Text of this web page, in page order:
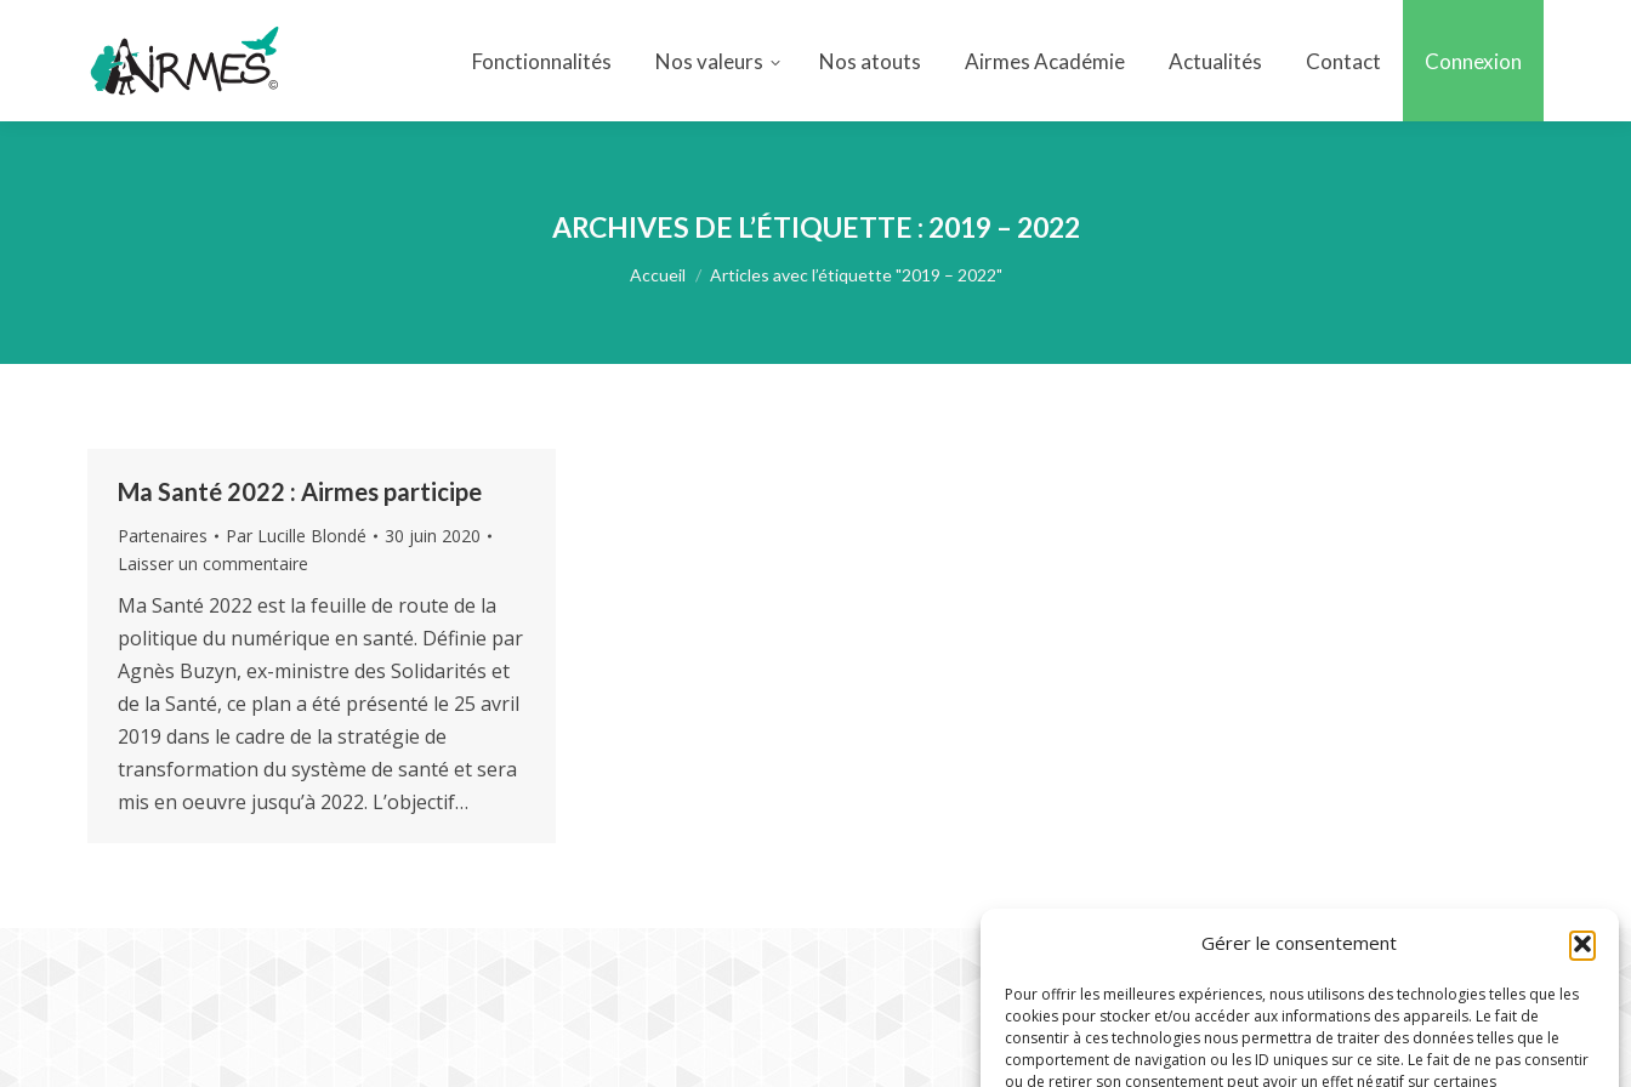
Gérer le consentement
Pour offrir les meilleures expériences, nous utilisons des technologies telles que les
cookies pour stocker et/ou accéder aux informations des appareils. Le fait de
consentir à ces technologies nous permettra de traiter des données telles que le
comportement de navigation ou les ID uniques sur ce site. Le fait de ne pas consentir
ou de retirer son consentement peut avoir un effet négatif sur certaines
Fonctionnalités Nos valeurs Nos atouts Airmes Académie Actualités Contact Connexion
ARCHIVES DE L’ÉTIQUETTE : 2019 – 2022
Vous êtes ici :
Accueil Articles avec l’étiquette "2019 – 2022"
Ma Santé 2022 : Airmes participe
Partenaires Par Lucille Blondé
30 juin 2020
Laisser un commentaire
Ma Santé 2022 est la feuille de route de la
politique du numérique en santé. Définie par
Agnès Buzyn, ex-ministre des Solidarités et
de la Santé, ce plan a été présenté le 25 avril
2019 dans le cadre de la stratégie de
transformation du système de santé et sera
mis en oeuvre jusqu’à 2022. L’objectif…